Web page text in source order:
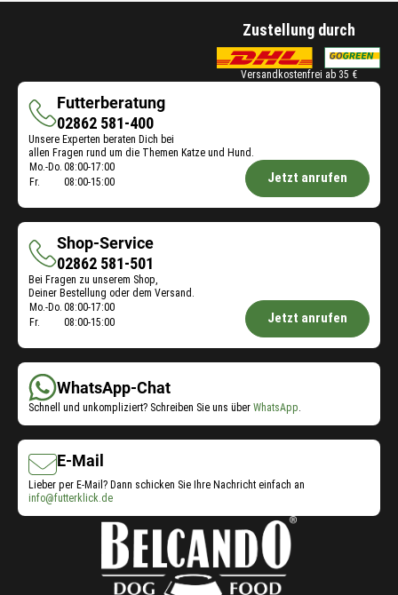
Zustellung durch
Versandkostenfrei ab 35 €
Futterberatung
Futterberatung
02862 581-400
Unsere Experten beraten Dich bei
allen Fragen rund um die Themen Katze und Hund.
Öffnungszeiten
Mo.-Do. 08:00-17:00
Fr.
08:00-15:00 Jetzt anrufen
Shop-Service
Shop-
Service
02862 581-501
Bei Fragen zu unserem Shop,
Deiner Bestellung oder dem Versand.
Öffnungszeiten
Service:
Mo.-Do. 08:00-17:00
Fr.
08:00-15:00 Jetzt anrufen
WhatsApp-Chat
Schnell und unkompliziert? Schreiben Sie uns über WhatsApp.
E-Mail
Lieber per E-Mail? Dann schicken Sie Ihre Nachricht einfach an
info@futterklick.de